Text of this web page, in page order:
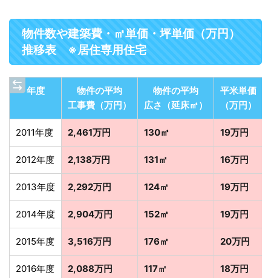
物件数や建築費・㎡単価・坪単価（万円）
推移表 ※居住専用住宅
年度
物件の平均
工事費（万円）
物件の平均
広さ（延床㎡）
平米単価
（万円）
2011年度 2,461万円 130㎡ 19万円
2012年度 2,138万円 131㎡ 16万円
2013年度 2,292万円 124㎡ 19万円
2014年度 2,904万円 152㎡ 19万円
2015年度 3,516万円 176㎡ 20万円
2016年度 2,088万円 117㎡ 18万円